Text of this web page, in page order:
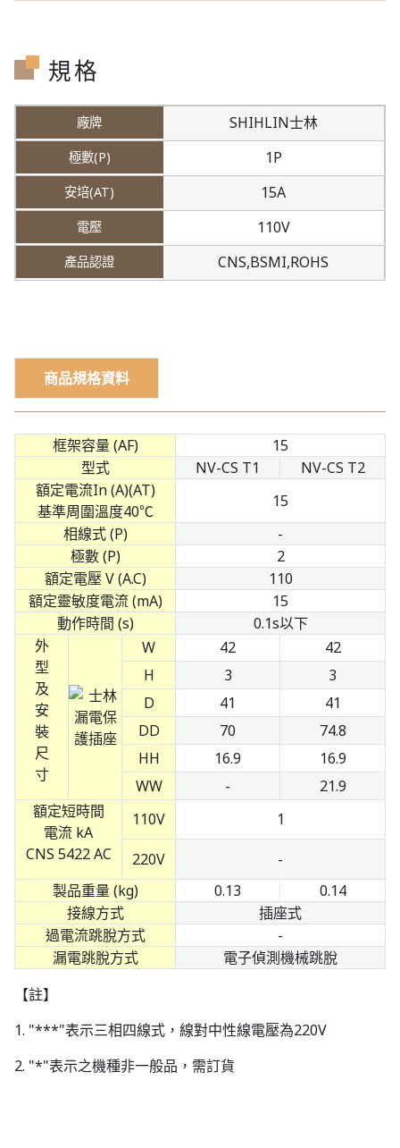
規格
SHIHLIN士林
1P
15A
110V
CNS,BSMI,ROHS
商品規格資料
框架容量 (AF)
15
型式
NV-CS T1
NV-CS T2
額定電流In (A)(AT)
基準周圍溫度40℃
15
相線式 (P)
-
極數 (P)
2
額定電壓 V (A.C)
110
額定靈敏度電流 (mA)
15
動作時間 (s)
0.1s以下
外
型
及
安
裝
尺
寸
W 42
42
H
3
3
D
41
41
DD
70
74.8
HH
16.9
16.9
WW
-
21.9
額定短時間
電流 kA
CNS 5422 AC
110V 1
220V
-
製品重量 (kg)
0.13
0.14
接線方式
插座式
過電流跳脫方式
-
漏電跳脫方式
電子偵測機械跳脫
【註】
1. "***"表示三相四線式，線對中性線電壓為220V
2. "*"表示之機種非一般品，需訂貨